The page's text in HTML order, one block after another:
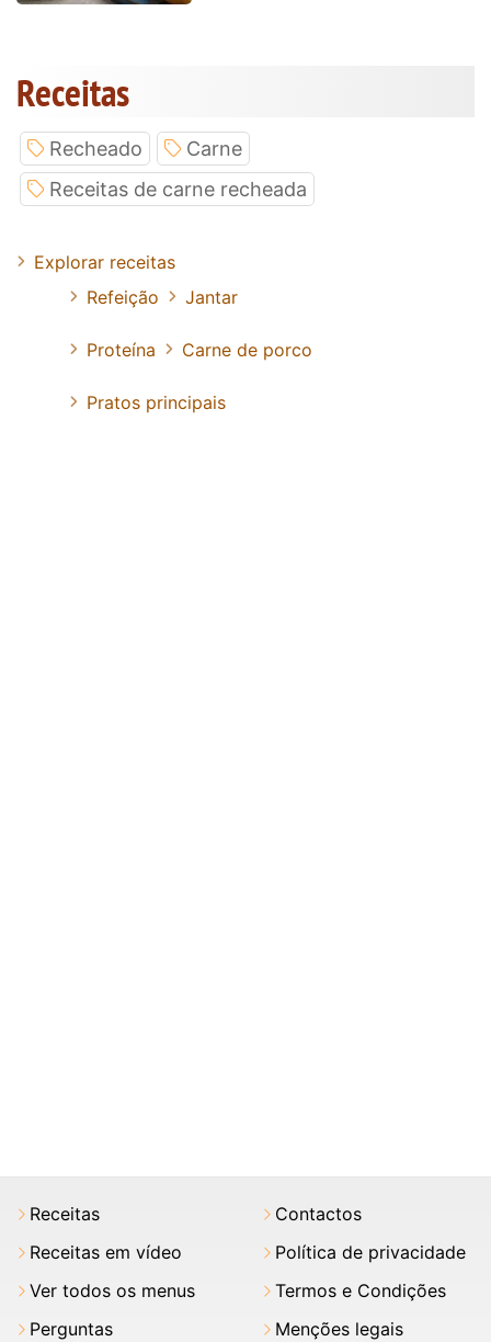
Receitas
Recheado
Carne
Receitas de carne recheada
Explorar receitas
Refeição
Jantar
Proteína Carne de porco
Pratos principais
Receitas
Receitas em vídeo
Ver todos os menus
Perguntas
Contactos
Política de privacidade
Termos e Condições
Menções legais